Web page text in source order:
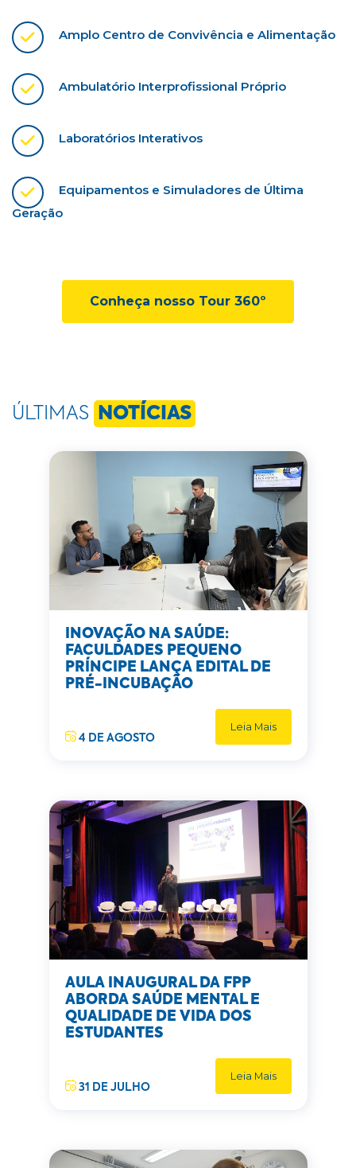
Amplo Centro de Convivência e Alimentação
Ambulatório Interprofissional Próprio
Laboratórios Interativos
Equipamentos e Simuladores de Última
Geração
Conheça nosso Tour 360º
ÚLTIMAS NOTÍCIAS
INOVAÇÃO NA SAÚDE:
FACULDADES PEQUENO
PRÍNCIPE LANÇA EDITAL DE
PRÉ-INCUBAÇÃO
4 DE AGOSTO
Leia Mais
AULA INAUGURAL DA FPP
ABORDA SAÚDE MENTAL E
QUALIDADE DE VIDA DOS
ESTUDANTES
31 DE JULHO
Leia Mais